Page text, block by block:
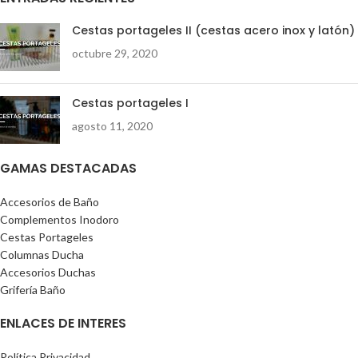
Cestas portageles II (cestas acero inox y latón)
octubre 29, 2020
Cestas portageles I
agosto 11, 2020
GAMAS DESTACADAS
Accesorios de Baño
Complementos Inodoro
Cestas Portageles
Columnas Ducha
Accesorios Duchas
Grifería Baño
ENLACES DE INTERES